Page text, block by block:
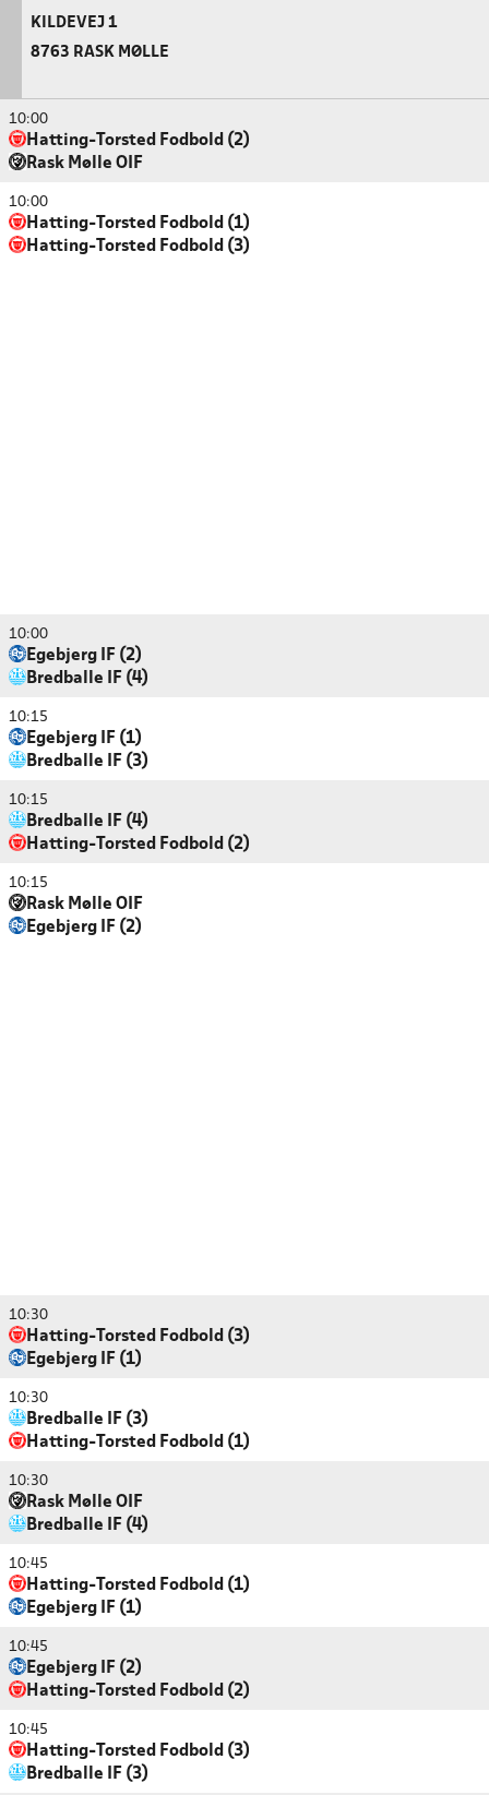
KILDEVEJ 1
8763 RASK MØLLE
10:00
Hatting-Torsted Fodbold (2)
Rask Mølle OIF
10:00
Hatting-Torsted Fodbold (1)
Hatting-Torsted Fodbold (3)
10:00
Egebjerg IF (2)
Bredballe IF (4)
10:15
Egebjerg IF (1)
Bredballe IF (3)
10:15
Bredballe IF (4)
Hatting-Torsted Fodbold (2)
10:15
Rask Mølle OIF
Egebjerg IF (2)
10:30
Hatting-Torsted Fodbold (3)
Egebjerg IF (1)
10:30
Bredballe IF (3)
Hatting-Torsted Fodbold (1)
10:30
Rask Mølle OIF
Bredballe IF (4)
10:45
Hatting-Torsted Fodbold (1)
Egebjerg IF (1)
10:45
Egebjerg IF (2)
Hatting-Torsted Fodbold (2)
10:45
Hatting-Torsted Fodbold (3)
Bredballe IF (3)